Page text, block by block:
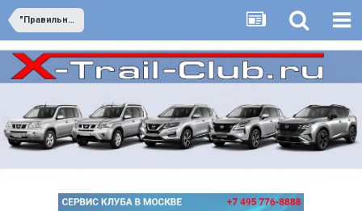
"Правильный" Nissan X-Trail, в частности Nissan X-Trail GT